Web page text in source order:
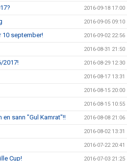
2016-09-18 17:00
2016-09-05 09:10
10 september! 2016-09-02 22:56
2016-08-31 21:50
2017! 2016-08-29 12:30
2016-08-17 13:31
2016-08-15 20:00
2016-08-15 10:55
sann "Gul Kamrat"!! 2016-08-08 21:06
2016-08-02 13:31
2016-07-22 20:41
Cup! 2016-07-03 21:25